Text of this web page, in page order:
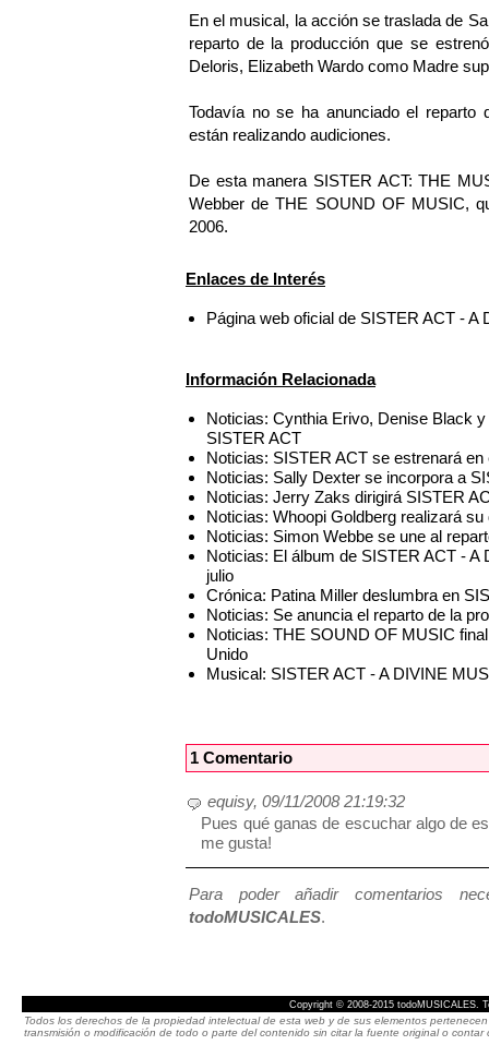
En el musical, la acción se traslada de
reparto de la producción que se
Deloris, Elizabeth Wardo como Madre
Todavía no se ha anunciado el reparto
están realizando audiciones.
De esta manera SISTER ACT: THE
Webber de THE SOUND OF MUSIC,
2006.
Enlaces de Interés
Página web oficial de SISTER ACT -
Información Relacionada
Noticias: Cynthia Erivo, Denise Black
SISTER ACT
Noticias: SISTER ACT se estrenará
Noticias: Sally Dexter se incorpora a
Noticias: Jerry Zaks dirigirá SISTER
Noticias: Whoopi Goldberg realizará
Noticias: Simon Webbe se une al
Noticias: El álbum de SISTER ACT -
julio
Crónica: Patina Miller deslumbra en
Noticias: Se anuncia el reparto de la
Noticias: THE SOUND OF MUSIC
Unido
Musical: SISTER ACT - A DIVINE
1 Comentario
equisy, 09/11/2008 21:19:32
Pues qué ganas de escuchar algo de
me gusta!
Para poder añadir comentarios
todoMUSICALES.
Copyright © 2008-2015 todoMUSICALES.
Todos los derechos de la propiedad intelectual de esta web y de sus elementos
transmisión o modificación de todo o parte del contenido sin citar la fuente original o